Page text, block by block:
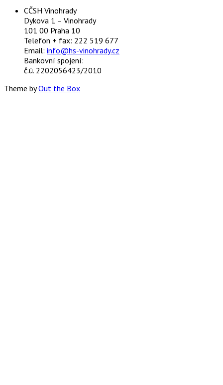
CČSH Vinohrady
Dykova 1 – Vinohrady
101 00 Praha 10
Telefon + fax: 222 519 677
Email: info@hs-vinohrady.cz
Bankovní spojení:
č.ú. 2202056423/2010
Theme byOut the Box